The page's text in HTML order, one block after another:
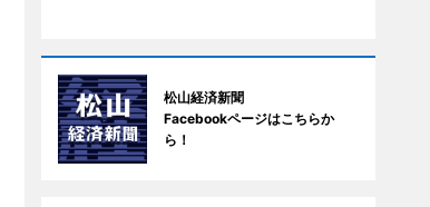
松山経済新聞
Facebookページはこちらか
ら！